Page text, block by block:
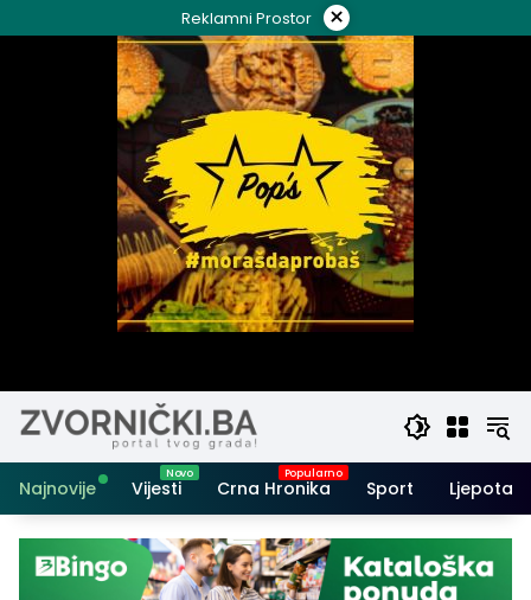
to
Reklamni Prostor ×
Najnovije Vijesti Crna Hronika Sport Ljepota i